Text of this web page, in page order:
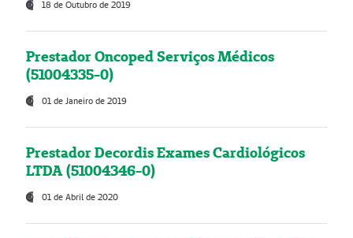
18 de Outubro de 2019
Prestador Oncoped Serviços Médicos
(51004335-0)
01 de Janeiro de 2019
Prestador Decordis Exames Cardiológicos
LTDA (51004346-0)
01 de Abril de 2020